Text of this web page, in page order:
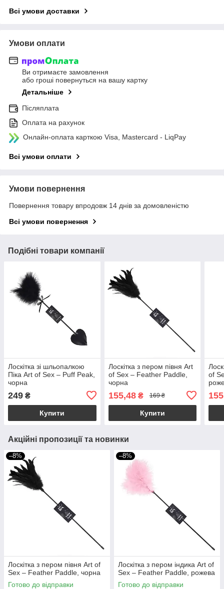
Всі умови доставки
Умови оплати
Ви отримаєте замовлення
або гроші повернуться на вашу картку
Детальніше
Післяплата
Оплата на рахунок
Онлайн-оплата карткою Visa, Mastercard - LiqPay
Всі умови оплати
Умови повернення
Повернення товару впродовж 14 днів за домовленістю
Всі умови повернення
Подібні товари компанії
Лоскітка зі шльопалкою
Піка Art of Sex – Puff Peak,
чорна
249 ₴
Купити
Лоскітка з пером півня Art
of Sex – Feather Paddle,
чорна
155,48₴ 169 ₴
Купити
of
Акційні пропозиції та новинки
–8%
Лоскітка з пером півня Art of
Sex – Feather Paddle, чорна
Готово до відправки
–8%
Лоскітка з пером індика Art of
Sex – Feather Paddle, рожева
Готово до відправки